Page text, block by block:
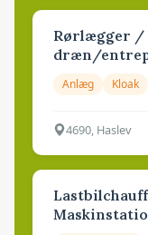
Rørlægger /
dræn/
Anlæg Kloak
4690, Haslev